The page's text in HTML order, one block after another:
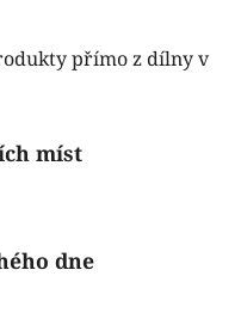
přímo z dílny v
míst
dne